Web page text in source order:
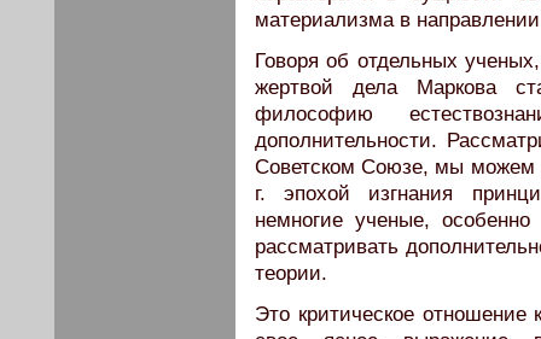
материализма в
Говоря об отдельных
жертвой дела Маркова
философию
дополнительности.
Советском Союзе, мы можем
г. эпохой изгнания
немногие ученые,
рассматривать
теории.
Это критическое отношение